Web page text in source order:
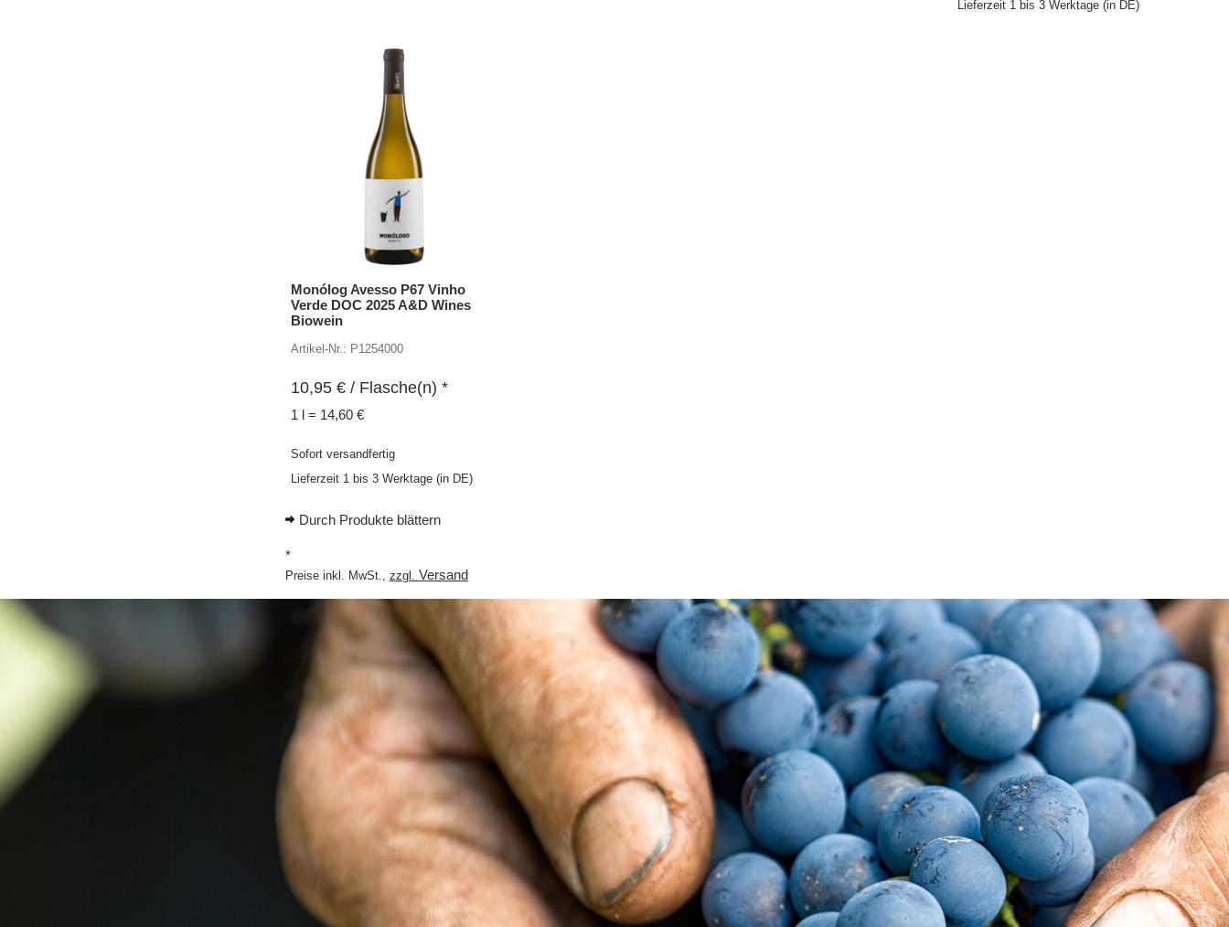
Lieferzeit 1 bis 3 Werktage (in DE)
Monólog Avesso P67 Vinho
Verde DOC 2025 A&D Wines
Biowein
Artikel-Nr.: P1254000
10,95 € / Flasche(n) *
1 l = 14,60 €
Sofort versandfertig
Lieferzeit 1 bis 3 Werktage (in DE)
Durch Produkte blättern
*
Preise inkl. MwSt., zzgl. Versand